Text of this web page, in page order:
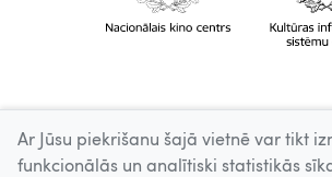
Ar Jūsu piekrišanu šajā vietnē var tikt
funkcionālās un analītiski statistikās